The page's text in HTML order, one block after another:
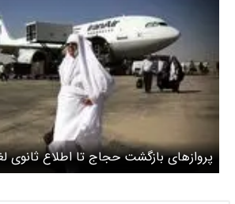
پروازهای بازگشت حجاج تا اطلاع ثانوی